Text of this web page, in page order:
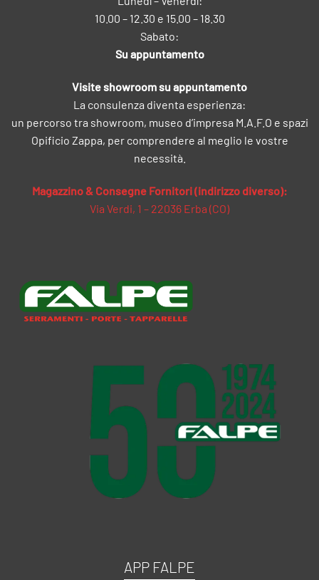
10.00 – 12.30 e 15.00 – 18.30
Sabato:
Su appuntamento
Visite showroom su appuntamento
La consulenza diventa esperienza:
un percorso tra showroom, museo d’impresa M.A.F.O e spazi
Opificio Zappa, per comprendere al meglio le vostre
necessità.
Magazzino & Consegne Fornitori (indirizzo diverso):
Via Verdi, 1 – 22036 Erba (CO)
APP FALPE